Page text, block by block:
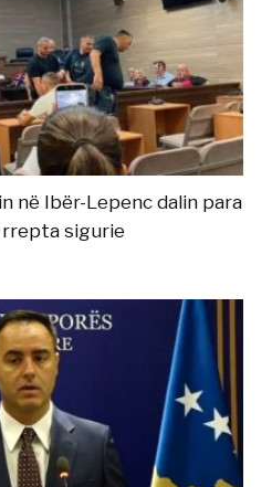
në Ibër-Lepenc dalin para
rrepta sigurie